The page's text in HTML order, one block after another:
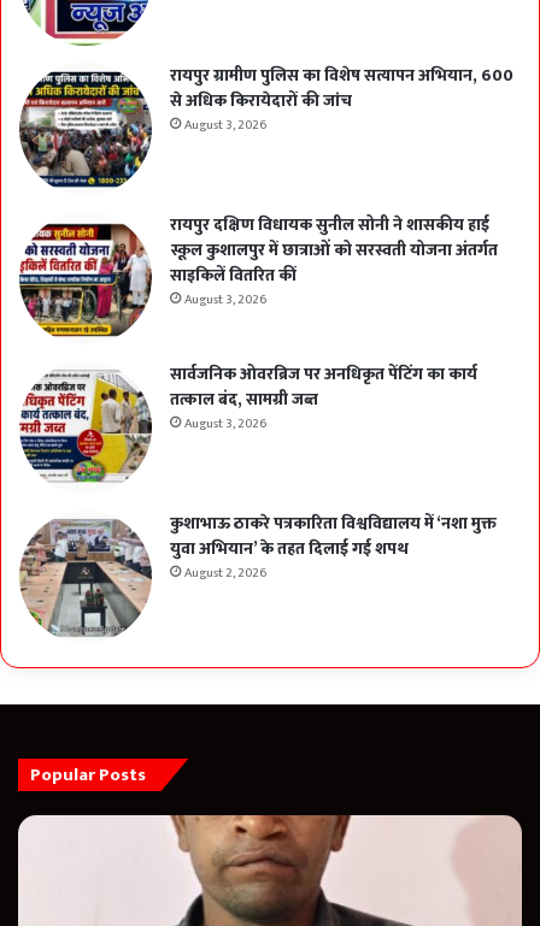
रायपुर ग्रामीण पुलिस का विशेष सत्यापन अभियान, 600
से अधिक किरायेदारों की जांच
August 3, 2026
रायपुर दक्षिण विधायक सुनील सोनी ने शासकीय हाई
स्कूल कुशालपुर में छात्राओं को सरस्वती योजना अंतर्गत
साइकिलें वितरित कीं
August 3, 2026
सार्वजनिक ओवरब्रिज पर अनधिकृत पेंटिंग का कार्य
तत्काल बंद, सामग्री जब्त
August 3, 2026
कुशाभाऊ ठाकरे पत्रकारिता विश्वविद्यालय में ‘नशा मुक्त
युवा अभियान’ के तहत दिलाई गई शपथ
August 2, 2026
Popular Posts